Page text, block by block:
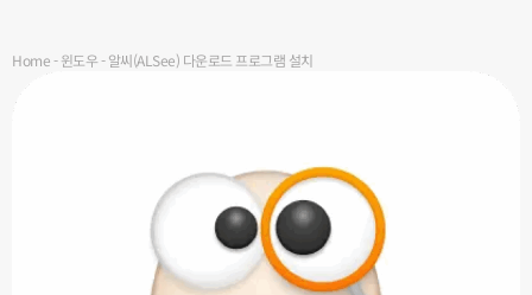
Home-윈도우-알씨(ALSee) 다운로드 프로그램 설치